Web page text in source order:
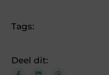
Tags:
Deel dit: